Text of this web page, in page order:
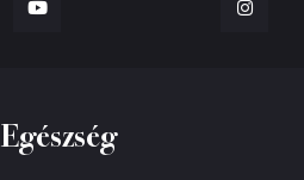
Egészség